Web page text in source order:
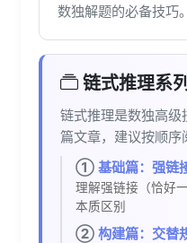
数独解题的必备技巧。
链式推理系
链式推理是数独高
篇文章，建议按顺序
① 基础篇：强链
理解强链接（恰好
本质区别
② 构建篇：交替